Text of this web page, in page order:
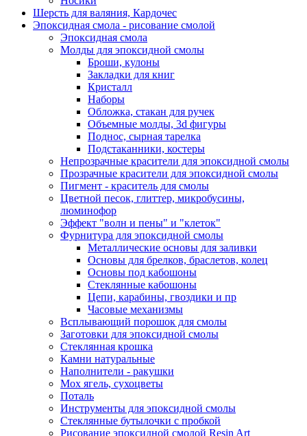
Шерсть для валяния, Кардочес
Эпоксидная смола - рисование смолой
Эпоксидная смола
Молды для эпоксидной смолы
Броши, кулоны
Закладки для книг
Кристалл
Наборы
Обложка, стакан для ручек
Объемные молды, 3d фигуры
Поднос, сырная тарелка
Подстаканники, костеры
Непрозрачные красители для эпоксидной смолы
Прозрачные красители для эпоксидной смолы
Пигмент - краситель для смолы
Цветной песок, глиттер, микробусины,
люминофор
Эффект "волн и пены" и "клеток"
Фурнитура для эпоксидной смолы
Металлические основы для заливки
Основы для брелков, браслетов, колец
Основы под кабошоны
Стеклянные кабошоны
Цепи, карабины, гвоздики и пр
Часовые механизмы
Всплывающий порошок для смолы
Заготовки для эпоксидной смолы
Стеклянная крошка
Камни натуральные
Наполнители - ракушки
Мох ягель, сухоцветы
Поталь
Инструменты для эпоксидной смолы
Стеклянные бутылочки с пробкой
Рисование эпоксидной смолой Resin Art